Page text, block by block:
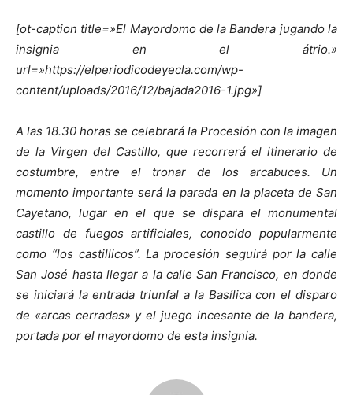
[ot-caption title=»El Mayordomo de la Bandera jugando la
insignia en el átrio.»
url=»https://elperiodicodeyecla.com/wp-
content/uploads/2016/12/bajada2016-1.jpg»]
A las 18.30 horas se celebrará la Procesión con la imagen
de la Virgen del Castillo, que recorrerá el itinerario de
costumbre, entre el tronar de los arcabuces. Un
momento importante será la parada en la placeta de San
Cayetano, lugar en el que se dispara el monumental
castillo de fuegos artificiales, conocido popularmente
como “los castillicos”. La procesión seguirá por la calle
San José hasta llegar a la calle San Francisco, en donde
se iniciará la entrada triunfal a la Basílica con el disparo
de «arcas cerradas» y el juego incesante de la bandera,
portada por el mayordomo de esta insignia.